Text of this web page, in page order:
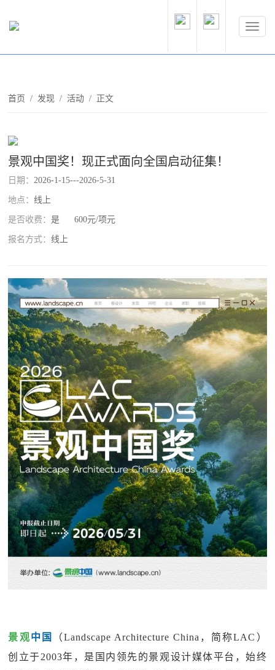
首页 /发现 /活动 / 正文
景观中国奖！现正式面向全国启动征集！
日期：2026-1-15---2026-5-31
地点：线上
是否收费：是 600元/项元
报名方式：线上
景观中国
（Landscape Architecture China，简称LAC）
创立于2003年，是国内领先的景观设计媒体平台，始终